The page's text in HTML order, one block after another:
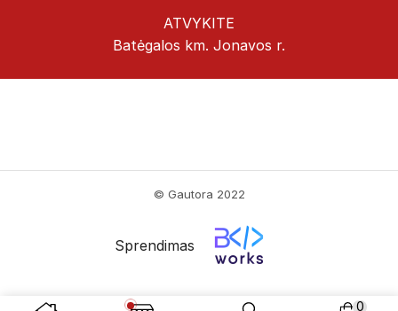
ATVYKITE
Batėgalos km. Jonavos r.
© Gautora 2022
Sprendimas
0